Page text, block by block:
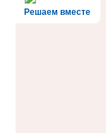
Решаем вместе